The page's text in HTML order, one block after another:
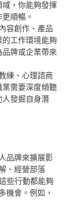
，你能夠發揮
順暢。
容創作、產品
工作環境能夠
牌或企業帶來
練、心理諮商
業需要深度傾聽
人發掘自身潛
品牌來擴展影
、經營部落
些行動都能夠
機會。例如，